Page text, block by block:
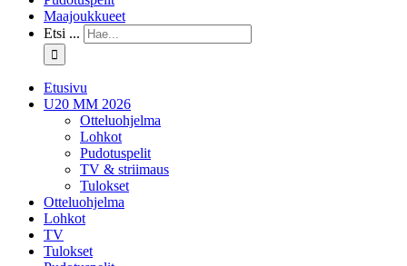
Maajoukkueet
Etsi ...
Etusivu
U20 MM 2026
Otteluohjelma
Lohkot
Pudotuspelit
TV & striimaus
Tulokset
Otteluohjelma
Lohkot
TV
Tulokset